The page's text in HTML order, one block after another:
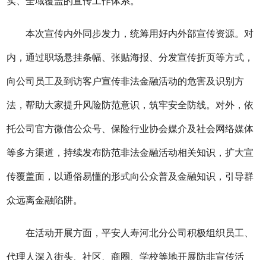
本次宣传内外同步发力，统筹用好内外部宣传资源。对
内，通过职场悬挂条幅、张贴海报、分发宣传折页等方式，
向公司员工及到访客户宣传非法金融活动的危害及识别方
法，帮助大家提升风险防范意识，筑牢安全防线。对外，依
托公司官方微信公众号、保险行业协会媒介及社会网络媒体
等多方渠道，持续发布防范非法金融活动相关知识，扩大宣
传覆盖面，以通俗易懂的形式向公众普及金融知识，引导群
众远离金融陷阱。
在活动开展方面，平安人寿河北分公司积极组织员工、
代理人深入街头、社区、商圈、学校等地开展防非宣传活